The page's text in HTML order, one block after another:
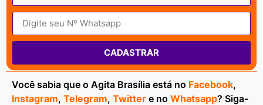
CADASTRAR
Você sabia que o Agita Brasília está no Facebook,
Instagram, Telegram, Twitter e no Whatsapp? Siga-